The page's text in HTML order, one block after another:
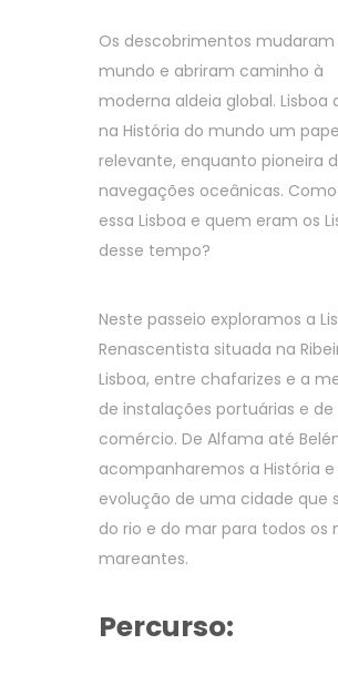
Os descobrimentos mudaram
mundo e abriram caminho à
moderna aldeia global. Lisboa
na História do mundo um
relevante, enquanto pioneira
navegações oceânicas.
essa Lisboa e quem eram os
desse tempo?
Neste passeio exploramos a
Renascentista situada na
Lisboa, entre chafarizes e a
de instalações portuárias e de
comércio. De Alfama até
acompanharemos a História e
evolução de uma cidade que
do rio e do mar para todos os
mareantes.
Percurso: